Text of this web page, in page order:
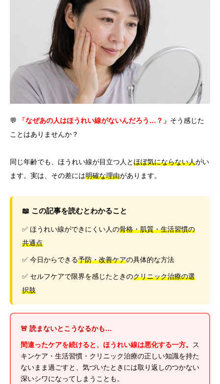
💬 「なぜあの人はほうれい線がないんだろう…？」 そう感じた
ことはありませんか？
同じ年齢でも、ほうれい線が目立つ人とほぼ気にならない人がい
ます。実は、その差には明確な理由があります。
📖 この記事を読むとわかること
✅ ほうれい線ができにくい人の骨格・肌質・生活習慣の
共通点
✅ 今日からできる予防・改善ケアの具体的な方法
✅ セルフケアで限界を感じたときのクリニック治療の選
択肢
🚨 読まないとこうなるかも…
間違ったケアを続けると、ほうれい線は悪化する一方。
ス
キンケア・生活習慣・クリニック治療の正しい知識を持た
ないまま過ごすと、気づいたときには取り返しのつかない
深いシワになってしまうことも。
한국어 日本語 Español